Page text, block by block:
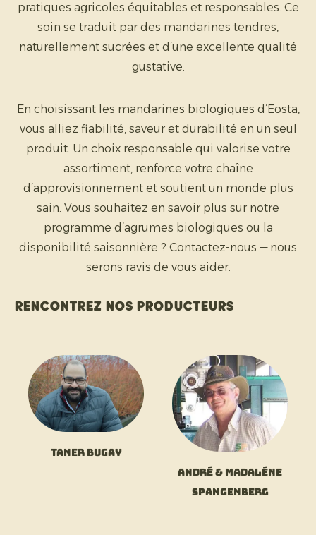
pratiques agricoles équitables et responsables. Ce
soin se traduit par des mandarines tendres,
naturellement sucrées et d’une excellente qualité
gustative.
En choisissant les mandarines biologiques d’Eosta,
vous alliez fiabilité, saveur et durabilité en un seul
produit. Un choix responsable qui valorise votre
assortiment, renforce votre chaîne
d’approvisionnement et soutient un monde plus
sain. Vous souhaitez en savoir plus sur notre
programme d’agrumes biologiques ou la
disponibilité saisonnière ? Contactez-nous — nous
serons ravis de vous aider.
Rencontrez nos producteurs
Taner Bugay
André & Madaléne
Spangenberg